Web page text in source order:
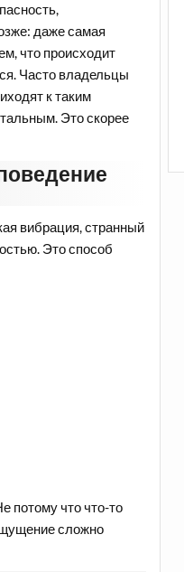
даже самая
что происходит
Часто владельцы
к таким
Это скорее
вибрация, странный
Это способ
потому что что-то
сложно